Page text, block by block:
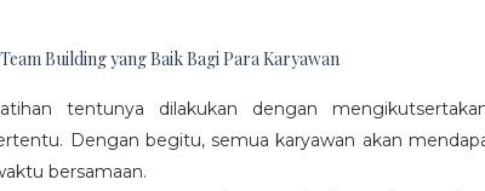
Building yang Baik Bagi Para Karyawan
tentunya dilakukan dengan
Dengan begitu, semua karyawan akan
bersamaan.